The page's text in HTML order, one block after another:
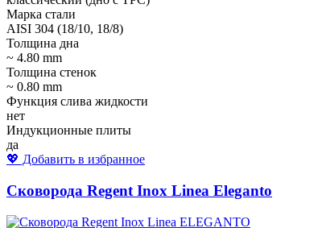
Марка стали
AISI 304 (18/10, 18/8)
Толщина дна
~ 4.80 mm
Толщина стенок
~ 0.80 mm
Функция слива жидкости
нет
Индукционные плиты
да
💖 Добавить в избранное
Сковорода Regent Inox Linea Eleganto